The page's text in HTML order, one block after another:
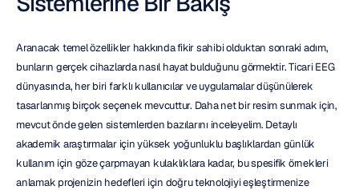
Aranacak temel özellikler hakkında fikir sahibi olduktan sonraki adım,
bunların gerçek cihazlarda nasıl hayat bulduğunu görmektir. Ticari EEG
dünyasında, her biri farklı kullanıcılar ve uygulamalar düşünülerek
tasarlanmış birçok seçenek mevcuttur. Daha net bir resim sunmak için,
mevcut önde gelen sistemlerden bazılarını inceleyelim. Detaylı
akademik araştırmalar için yüksek yoğunluklu başlıklardan günlük
kullanım için göze çarpmayan kulaklıklara kadar, bu spesifik örnekleri
anlamak projenizin hedefleri için doğru teknolojiyi eşleştirmenize